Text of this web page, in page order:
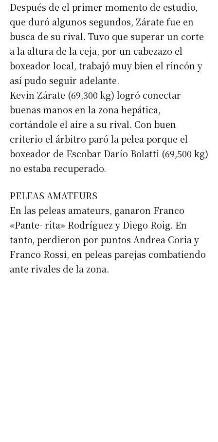
Después de el primer momento de estudio,
que duró algunos segundos, Zárate fue en
busca de su rival. Tuvo que superar un corte
a la altura de la ceja, por un cabezazo el
boxeador local, trabajó muy bien el rincón y
así pudo seguir adelante.
Kevin Zárate (69,300 kg) logró conectar
buenas manos en la zona hepática,
cortándole el aire a su rival. Con buen
criterio el árbitro paró la pelea porque el
boxeador de Escobar Darío Bolatti (69,500 kg)
no estaba recuperado.
PELEAS AMATEURS
En las peleas amateurs, ganaron Franco
«Pante- rita» Rodríguez y Diego Roig. En
tanto, perdieron por puntos Andrea Coria y
Franco Rossi, en peleas parejas combatiendo
ante rivales de la zona.